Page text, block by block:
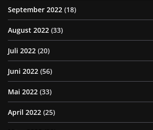
September 2022 (18)
August 2022 (33)
Juli 2022 (20)
Juni 2022 (56)
Mai 2022 (33)
April 2022 (25)